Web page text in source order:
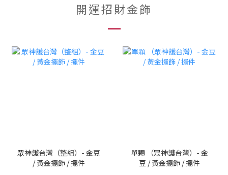
開運招財金飾
眾神護台灣（整組）- 金豆
/ 黃金擺飾 / 擺件
單顆 （眾神護台灣）- 金
豆 / 黃金擺飾 / 擺件